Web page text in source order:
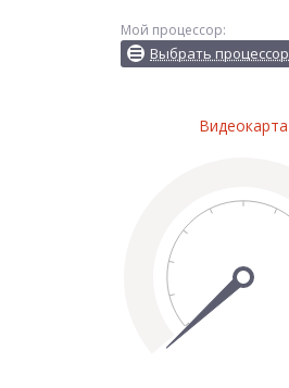
Мой процессор:
Выбрать процессор
Видеокарта